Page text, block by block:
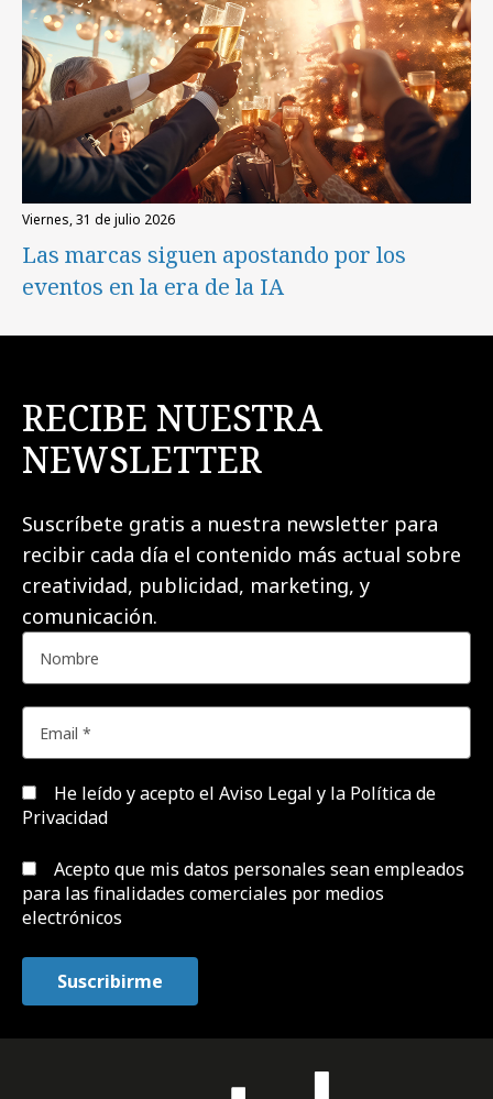
viernes, 31 de julio 2026
Las marcas siguen apostando por los
eventos en la era de la IA
RECIBE NUESTRA
NEWSLETTER
Suscríbete gratis a nuestra newsletter para
recibir cada día el contenido más actual sobre
creatividad, publicidad, marketing, y
comunicación.
He leído y acepto el Aviso Legal y la Política de
Privacidad
Acepto que mis datos personales sean empleados
para las finalidades comerciales por medios
electrónicos